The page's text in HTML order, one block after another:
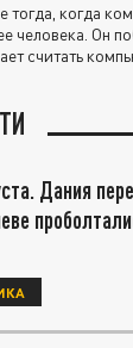
когда
человека. Он
считать
Дания